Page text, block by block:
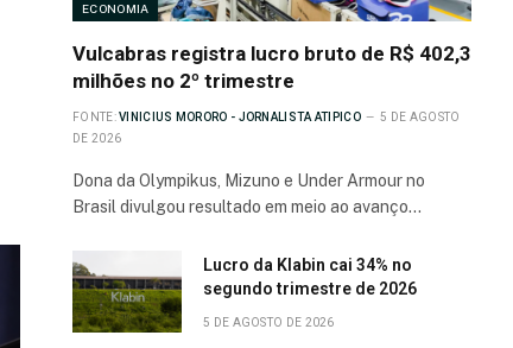
ECONOMIA
Vulcabras registra lucro bruto de R$ 402,3
milhões no 2º trimestre
FONTE: VINICIUS MORORO - JORNALISTA ATIPICO
5 DE AGOSTO
DE 2026
Dona da Olympikus, Mizuno e Under Armour no
Brasil divulgou resultado em meio ao avanço…
Lucro da Klabin cai 34% no
segundo trimestre de 2026
5 DE AGOSTO DE 2026